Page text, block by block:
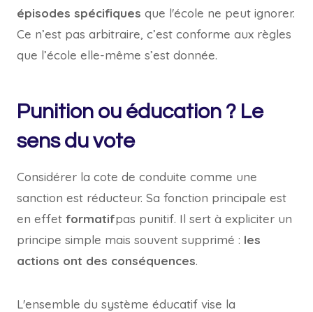
épisodes spécifiques que l'école ne peut ignorer.
Ce n’est pas arbitraire, c’est conforme aux règles
que l’école elle-même s’est donnée.
Punition ou éducation ? Le
sens du vote
Considérer la cote de conduite comme une
sanction est réducteur. Sa fonction principale est
en effet formatifpas punitif. Il sert à expliciter un
principe simple mais souvent supprimé : les
actions ont des conséquences.
L'ensemble du système éducatif vise la